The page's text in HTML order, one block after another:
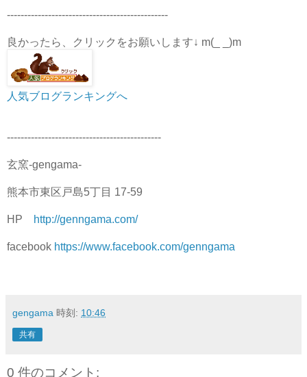
-----------------------------------------------
良かったら、クリックをお願いします↓ m(_ _)m
人気ブログランキングへ
---------------------------------------------
玄窯-gengama-
熊本市東区戸島5丁目 17-59
HP http://genngama.com/
facebook https://www.facebook.com/genngama
gengama 時刻: 10:46
共有
0 件のコメント: